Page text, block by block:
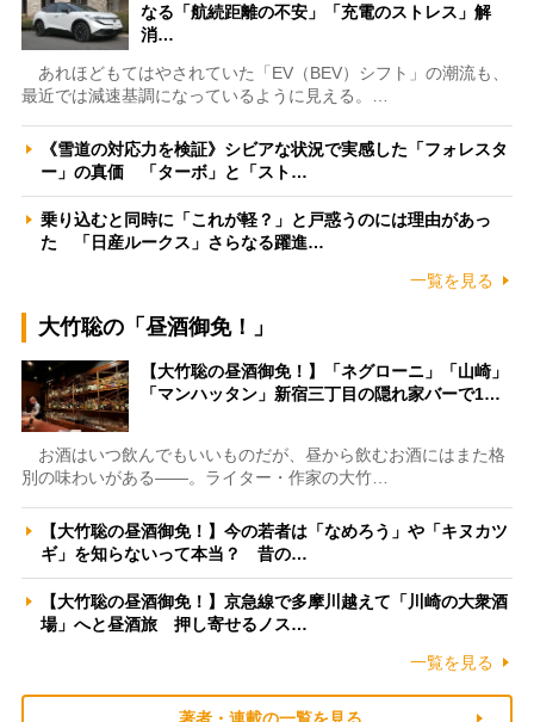
なる「航続距離の不安」「充電のストレス」解
消…
あれほどもてはやされていた「EV（BEV）シフト」の潮流も、
最近では減速基調になっているように見える。…
《雪道の対応力を検証》シビアな状況で実感した「フォレスタ
ー」の真価 「ターボ」と「スト…
乗り込むと同時に「これが軽？」と戸惑うのには理由があっ
た 「日産ルークス」さらなる躍進…
一覧を見る
大竹聡の「昼酒御免！」
【大竹聡の昼酒御免！】「ネグローニ」「山崎」
「マンハッタン」新宿三丁目の隠れ家バーで1…
お酒はいつ飲んでもいいものだが、昼から飲むお酒にはまた格
別の味わいがある――。ライター・作家の大竹…
【大竹聡の昼酒御免！】今の若者は「なめろう」や「キヌカツ
ギ」を知らないって本当？ 昔の…
【大竹聡の昼酒御免！】京急線で多摩川越えて「川崎の大衆酒
場」へと昼酒旅 押し寄せるノス…
一覧を見る
著者・連載の一覧を見る